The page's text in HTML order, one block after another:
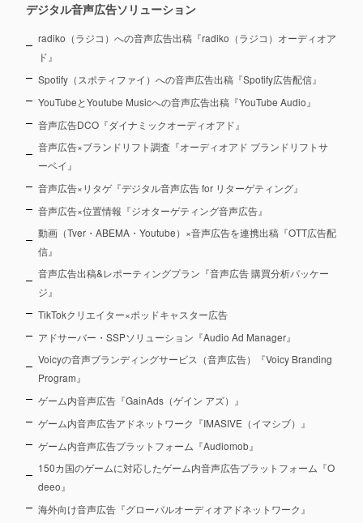
デジタル音声広告ソリューション
radiko（ラジコ）への音声広告出稿『radiko（ラジコ）オーディオア
ド』
Spotify（スポティファイ）への音声広告出稿『Spotify広告配信』
YouTubeとYoutube Musicへの音声広告出稿『YouTube Audio』
音声広告DCO『ダイナミックオーディオアド』
音声広告×ブランドリフト調査『オーディオアド ブランドリフトサ
ーベイ』
音声広告×リタゲ『デジタル音声広告 for リターゲティング』
音声広告×位置情報『ジオターゲティング音声広告』
動画（Tver・ABEMA・Youtube）×音声広告を連携出稿『OTT広告配
信』
音声広告出稿&レポーティングプラン『音声広告 購買分析パッケー
ジ』
TikTokクリエイター×ポッドキャスター広告
アドサーバー・SSPソリューション『Audio Ad Manager』
Voicyの音声ブランディングサービス（音声広告）『Voicy Branding
Program』
ゲーム内音声広告『GainAds（ゲイン アズ）』
ゲーム内音声広告アドネットワーク『IMASIVE（イマシブ）』
ゲーム内音声広告プラットフォーム『Audiomob』
150カ国のゲームに対応したゲーム内音声広告プラットフォーム『O
deeo』
海外向け音声広告『グローバルオーディオアドネットワーク』